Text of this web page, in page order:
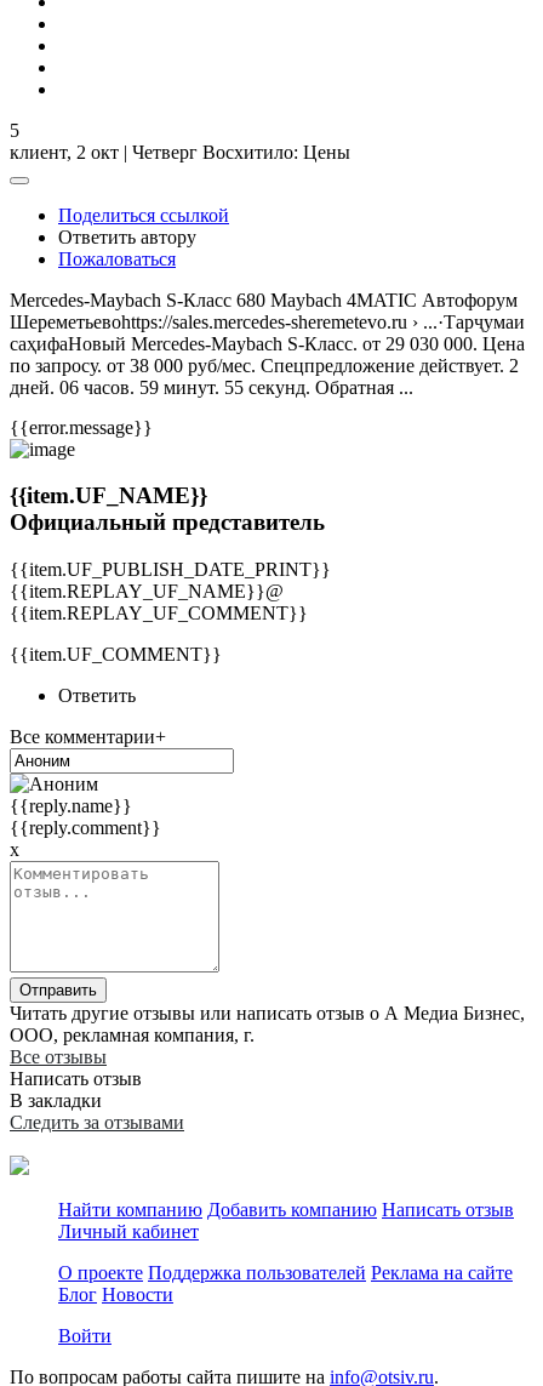
5
клиент, 2 окт | Четверг Восхитило: Цены
Поделиться ссылкой
Ответить автору
Пожаловаться
Mercedes-Maybach S-Класс 680 Maybach 4MATIC Автофорум
Шереметьевоhttps://sales.mercedes-sheremetevo.ru › ...·Тарҷумаи
саҳифаНовый Mercedes-Maybach S-Класс. от 29 030 000. Цена
по запросу. от 38 000 руб/мес. Спецпредложение действует. 2
дней. 06 часов. 59 минут. 55 секунд. Обратная ...
{{error.message}}
{{item.UF_NAME}}
Официальный представитель
{{item.UF_PUBLISH_DATE_PRINT}}
{{item.REPLAY_UF_NAME}}@
{{item.REPLAY_UF_COMMENT}}
{{item.UF_COMMENT}}
Ответить
Все комментарии+
{{reply.name}}
{{reply.comment}}
x
Отправить
Читать другие отзывы или написать отзыв о А Медиа Бизнес,
ООО, рекламная компания, г.
Все отзывы
Написать отзыв
В закладки
Следить за отзывами
Найти компанию Добавить компанию Написать отзыв
Личный кабинет
О проекте Поддержка пользователей Реклама на сайте
Блог Новости
Войти
По вопросам работы сайта пишите на info@otsiv.ru.